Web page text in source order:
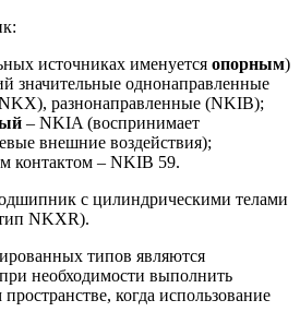
источниках именуется опорным)
значительные однонаправленные
разнонаправленные (NKIB);
– NKIA (воспринимает
внешние воздействия);
контактом – NKIB 59.
с цилиндрическими телами
NKXR).
типов являются
необходимости выполнить
когда использование